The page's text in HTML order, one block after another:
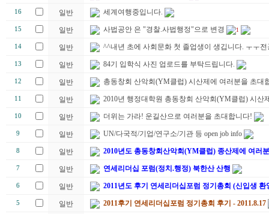
16 일반 세계여행중입니다.
15 일반 사법공안 은 "경찰.사법행정"으로 변경 1
14 일반 ^^내년 초에 사회문화 첫 졸업생이 생깁니다. ㅜㅜ
13 일반 84기 입학식 사진 업로드를 부탁드립니다.
12 일반 총동창회 산악회(YM클럽) 시산제에 여러분을 초대
11 일반 2010년 행정대학원 총동창회 산악회(YM클럽) 시산
10 일반 더위는 가라! 운길산으로 여러분을 초대합니다!
9 일반 UN/다국적/기업/연구소/기관 등 open job info
8 일반 2010년도 총동창회산악회(YM클럽) 종산제에 여러
7 일반 연세리더십 포럼(정치.행정) 북한산 산행
6 일반 2011년도 후기 연세리더십포럼 정기총회 (신입생
5 일반 2011후기 연세리더십포럼 정기총회 후기 - 2011.8.17